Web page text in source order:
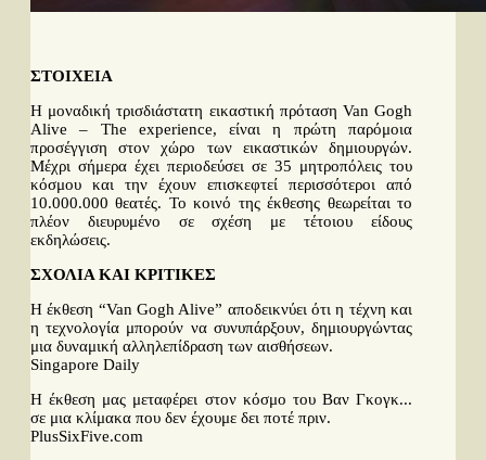
ΣΤΟΙΧΕΙΑ
Η μοναδική τρισδιάστατη εικαστική πρόταση Van Gogh
Alive – The experience, είναι η πρώτη παρόμοια
προσέγγιση στον χώρο των εικαστικών δημιουργών.
Μέχρι σήμερα έχει περιοδεύσει σε 35 μητροπόλεις του
κόσμου και την έχουν επισκεφτεί περισσότεροι από
10.000.000 θεατές. Το κοινό της έκθεσης θεωρείται το
πλέον διευρυμένο σε σχέση με τέτοιου είδους
εκδηλώσεις.
ΣΧΟΛΙΑ ΚΑΙ ΚΡΙΤΙΚΕΣ
Η έκθεση “Van Gogh Alive” αποδεικνύει ότι η τέχνη και
η τεχνολογία μπορούν να συνυπάρξουν, δημιουργώντας
μια δυναμική αλληλεπίδραση των αισθήσεων.
Singapore Daily
Η έκθεση μας μεταφέρει στον κόσμο του Βαν Γκογκ...
σε μια κλίμακα που δεν έχουμε δει ποτέ πριν.
PlusSixFive.com